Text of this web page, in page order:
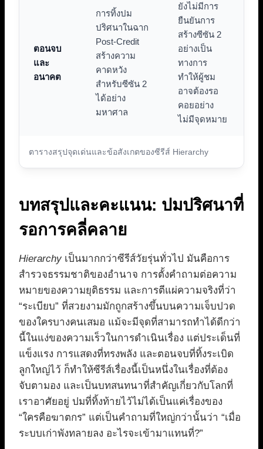
ตารางสรุปจุดเด่นและข้อสังเกตของซีรีส์ Hierarchy
ตอนจบ
และ
อนาคต
การทิ้งปม
ปริศนาในฉาก
Post-Credit
สร้างความ
คาดหวัง
สำหรับซีซัน 2
ได้อย่าง
มหาศาล
ยังไม่มีการ
ยืนยันการ
สร้างซีซัน 2
อย่างเป็น
ทางการ
ทำให้ผู้ชม
อาจต้องรอ
คอยอย่าง
ไม่มีจุดหมาย
บทสรุปและคะแนน: ปมปริศนาที่
รอการคลี่คลาย
Hierarchy เป็นมากกว่าซีรีส์วัยรุ่นทั่วไป มันคือการ
สำรวจธรรมชาติของอำนาจ การตั้งคำถามต่อความ
หมายของความยุติธรรม และการตีแผ่ความจริงที่ว่า
“ระเบียบ” ที่สวยงามมักถูกสร้างขึ้นบนความเจ็บปวด
ของใครบางคนเสมอ แม้จะมีจุดที่สามารถทำได้ดีกว่า
นี้ในแง่ของความเร็วในการดำเนินเรื่อง แต่ประเด็นที่
แข็งแรง การแสดงที่ทรงพลัง และตอนจบที่ทิ้งระเบิด
ลูกใหญ่ไว้ ก็ทำให้ซีรีส์เรื่องนี้เป็นหนึ่งในเรื่องที่ต้อง
จับตามอง และเป็นบทสนทนาที่สำคัญเกี่ยวกับโลกที่
เราอาศัยอยู่ ปมที่ทิ้งท้ายไว้ไม่ได้เป็นแค่เรื่องของ
“ใครคือฆาตกร” แต่เป็นคำถามที่ใหญ่กว่านั้นว่า “เมื่อ
ระบบเก่าพังทลายลง อะไรจะเข้ามาแทนที่?”